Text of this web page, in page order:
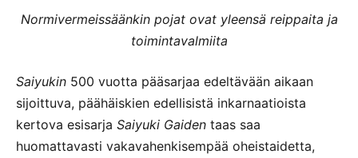
Normivermeissäänkin pojat ovat yleensä reippaita ja
toimintavalmiita
Saiyukin 500 vuotta pääsarjaa edeltävään aikaan
sijoittuva, päähäiskien edellisistä inkarnaatioista
kertova esisarja Saiyuki Gaiden taas saa
huomattavasti vakavahenkisempää oheistaidetta,